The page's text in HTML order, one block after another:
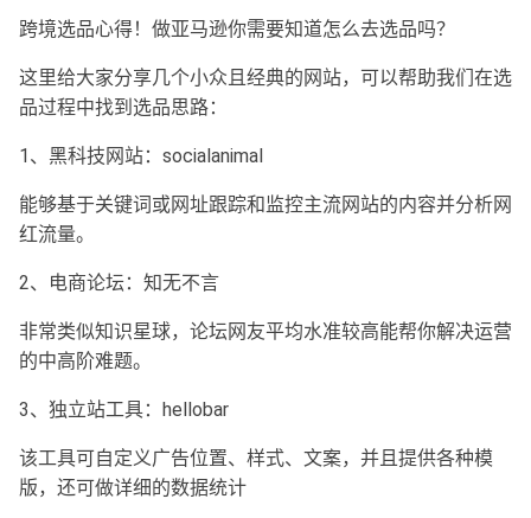
跨境选品心得！做亚马逊你需要知道怎么去选品吗？
这里给大家分享几个小众且经典的网站，可以帮助我们在选
品过程中找到选品思路：
1、黑科技网站：socialanimal
能够基于关键词或网址跟踪和监控主流网站的内容并分析网
红流量。
2、电商论坛：知无不言
非常类似知识星球，论坛网友平均水准较高能帮你解决运营
的中高阶难题。
3、独立站工具：hellobar
该工具可自定义广告位置、样式、文案，并且提供各种模
版，还可做详细的数据统计